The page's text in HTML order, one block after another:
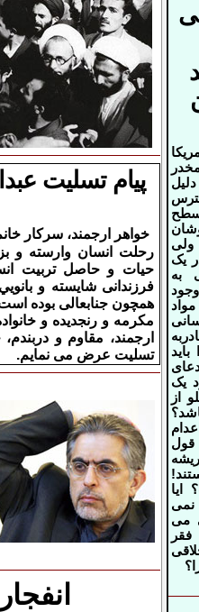
پیام تسلیت
خواهر ارجمند، سرکار
رحلت انسان وارسته و
حیات و حاصل تربیت
فرزندانی شایسته و
همچون جنابعالی بوده
مكرمه و رنجديده و
ارجمند، مقاوم و
تسلیت عرض می نمایم.
انفجاری
یک
به
یک
از
قول
ایا
نمی
می
فقر